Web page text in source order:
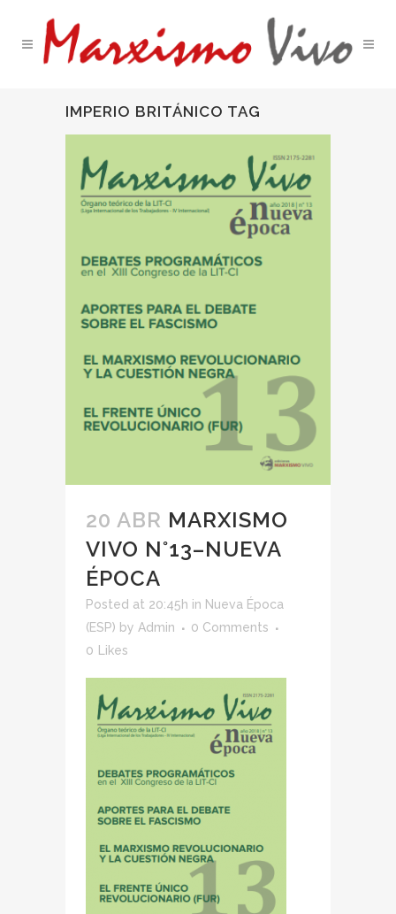
IMPERIO BRITÁNICO TAG
20 ABR MARXISMO
VIVO N°13–NUEVA
ÉPOCA
Posted at 20:45h in Nueva Época
(ESP) by Admin
0 Comments
0 Likes